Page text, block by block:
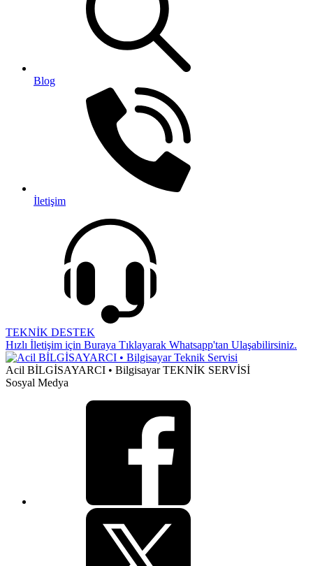
Blog
İletişim
TEKNİK DESTEK
Hızlı İletişim için Buraya Tıklayarak Whatsapp'tan Ulaşabilirsiniz.
Acil BİLGİSAYARCI • Bilgisayar TEKNİK SERVİSİ
Sosyal Medya